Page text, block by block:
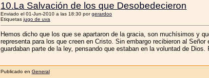
10.La Salvación de los que Desobedecieron
Enviado el 01-Jun-2010 a las 18:30 porgerardoo
Etiquetas jugo de uva
Hemos dicho que los que se apartaron de la gracia, son muchísimos y
representa para los que creen en Cristo. Sin embargo recibieron al
guardaban parte de la ley, pensando que estaban en la voluntad de
Publicado en General